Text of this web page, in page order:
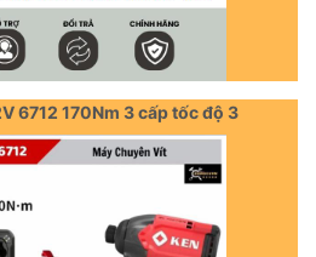
6712 170Nm 3 cấp tốc độ 3